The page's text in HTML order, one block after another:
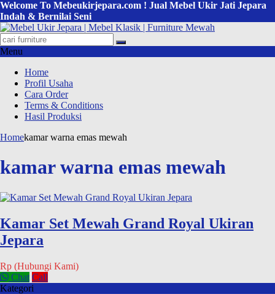
Welcome To Mebeukirjepara.com ! Jual Mebel Ukir Jati Jepara
Indah & Bernilai Seni
Menu
Home
Profil Usaha
Cara Order
Terms & Conditions
Hasil Produksi
Homekamar warna emas mewah
kamar warna emas mewah
Kamar Set Mewah Grand Royal Ukiran
Jepara
Rp (Hubungi Kami)
Chat Call
Kategori